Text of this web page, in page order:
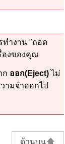
ทำงาน "ถอด
องของคุณ
ก ออก(Eject)ไม่
ามจำออกไป
ด้านบน